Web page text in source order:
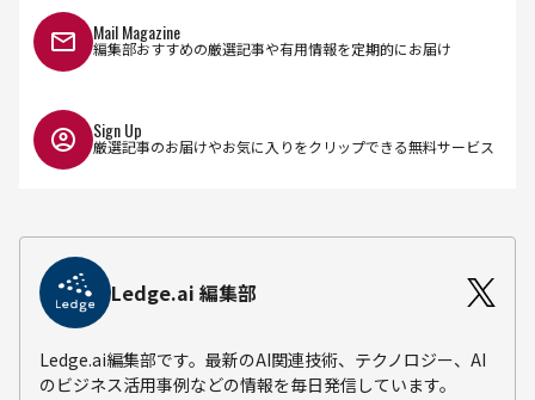
Mail Magazine
編集部おすすめの厳選記事や有用情報を定期的にお届け
Sign Up
厳選記事のお届けやお気に入りをクリップできる無料サービス
Ledge.ai 編集部
Ledge.ai編集部です。最新のAI関連技術、テクノロジー、AI
のビジネス活用事例などの情報を毎日発信しています。